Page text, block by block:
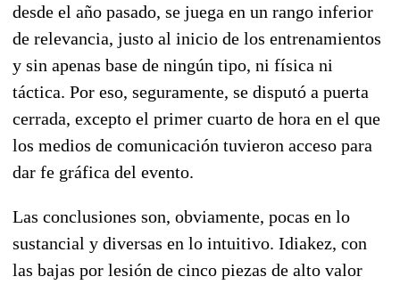
desde el año pasado, se juega en un rango inferior
de relevancia, justo al inicio de los entrenamientos
y sin apenas base de ningún tipo, ni física ni
táctica. Por eso, seguramente, se disputó a puerta
cerrada, excepto el primer cuarto de hora en el que
los medios de comunicación tuvieron acceso para
dar fe gráfica del evento.
Las conclusiones son, obviamente, pocas en lo
sustancial y diversas en lo intuitivo. Idiakez, con
las bajas por lesión de cinco piezas de alto valor